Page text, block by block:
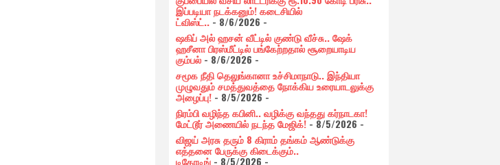
இப்படியா நடக்கனும்! கடைசியில்
ட்விஸ்ட்.. - 8/6/2026 -
ஷகிப் அல் ஹசன் வீட்டில் குண்டு வீச்சு.. ஷேக்
ஹசீனா பிரஸ்மீட்டில் பங்கேற்றதால் சூறையாடிய
கும்பல் - 8/6/2026 -
சமூக நீதி தெலுங்கானா உச்சிமாநாடு.. இந்தியா
முழுவதும் சமத்துவத்தை நோக்கிய உரையாடலுக்கு
அழைப்பு! - 8/5/2026 -
நிரம்பி வழிந்த கபினி.. வழிக்கு வந்தது கர்நாடகா!
மேட்டூர் அணையில் நடந்த மேஜிக்!- 8/5/2026 -
விஜய் அரசு தரும் 8 கிராம் தங்கம் ஆண்டுக்கு
எத்தனை பேருக்கு கிடைக்கும்..
டிகோடிங் - 8/5/2026 -